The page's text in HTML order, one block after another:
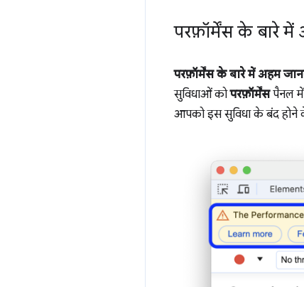
परफ़ॉर्मेंस के बारे
परफ़ॉर्मेंस के बारे में अहम
सुविधाओं कोपरफ़ॉर्मेंसपैनल में
आपको इस सुविधा के बंद होने के